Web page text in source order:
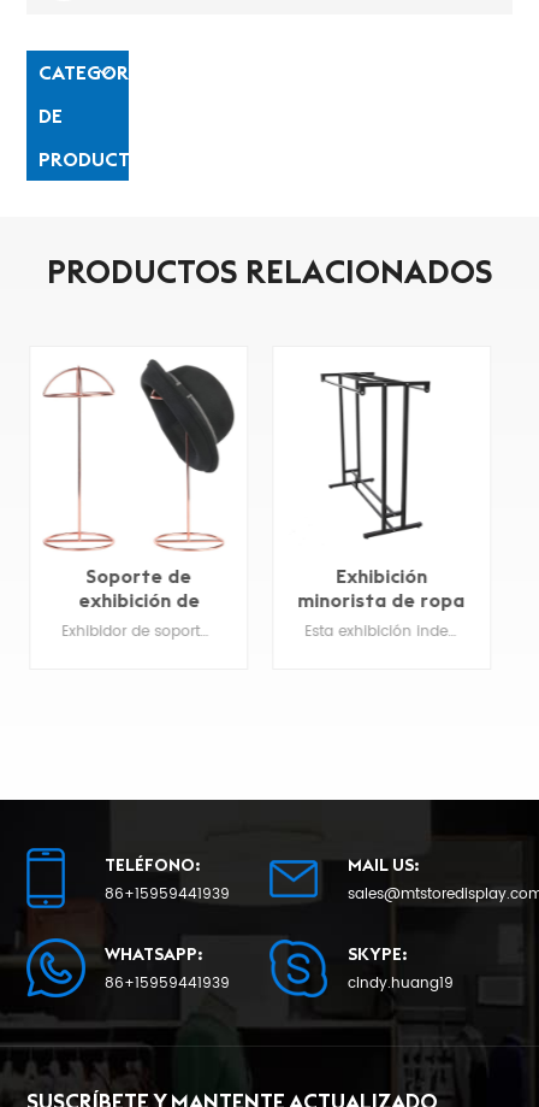
CATEGORÍAS
DE
PRODUCTO
PRODUCTOS RELACIONADOS
Exhibición
minorista de ropa
industrial
APRENDE MÁS
Exhibición de
bastidores
giratorios
APRENDE MÁS
TELÉFONO:
86+15959441939
MAIL US:
WHATSAPP:
86+15959441939
SKYPE:
cindy.huang19